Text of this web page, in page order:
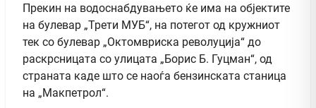
Прекин на водоснабдувањето ќе има на објектите
на булевар „Трети МУБ“, на потегот од кружниот
тек со булевар „Октомвриска револуција“ до
раскрсницата со улицата „Борис Б. Гуцман“, од
страната каде што се наоѓа бензинската станица
на „Макпетрол“.